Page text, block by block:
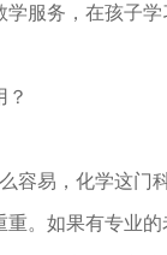
服务，在孩子
易，化学这门
。如果有专业